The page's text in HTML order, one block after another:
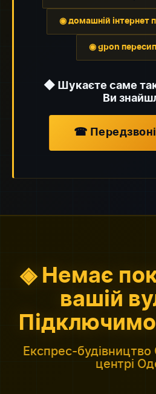
◉ домашній інтернет
◉ gpon
◆ Шукаєте саме
Ви
☎
◈ Немає
вашій
Експрес-
центрі